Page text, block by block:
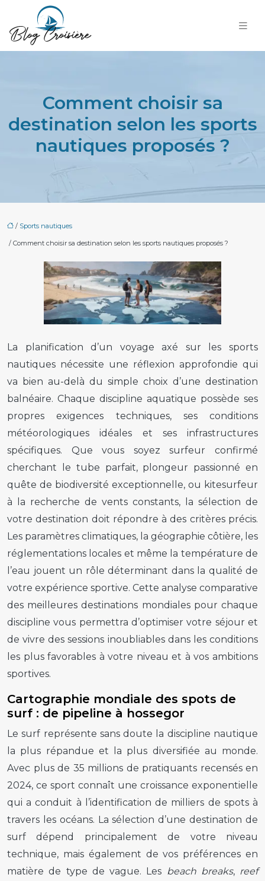
Comment choisir sa
destination selon les sports
nautiques proposés ?
/ Sports nautiques
/ Comment choisir sa destination selon les sports nautiques proposés ?
La planification d’un voyage axé sur les sports
nautiques nécessite une réflexion approfondie qui
va bien au-delà du simple choix d’une destination
balnéaire. Chaque discipline aquatique possède ses
propres exigences techniques, ses conditions
météorologiques idéales et ses infrastructures
spécifiques. Que vous soyez surfeur confirmé
cherchant le tube parfait, plongeur passionné en
quête de biodiversité exceptionnelle, ou kitesurfeur
à la recherche de vents constants, la sélection de
votre destination doit répondre à des critères précis.
Les paramètres climatiques, la géographie côtière, les
réglementations locales et même la température de
l’eau jouent un rôle déterminant dans la qualité de
votre expérience sportive. Cette analyse comparative
des meilleures destinations mondiales pour chaque
discipline vous permettra d’optimiser votre séjour et
de vivre des sessions inoubliables dans les conditions
les plus favorables à votre niveau et à vos ambitions
sportives.
Cartographie mondiale des spots de
surf : de pipeline à hossegor
Le surf représente sans doute la discipline nautique
la plus répandue et la plus diversifiée au monde.
Avec plus de 35 millions de pratiquants recensés en
2024, ce sport connaît une croissance exponentielle
qui a conduit à l’identification de milliers de spots à
travers les océans. La sélection d’une destination de
surf dépend principalement de votre niveau
technique, mais également de vos préférences en
matière de type de vague. Les beach breaks, reef